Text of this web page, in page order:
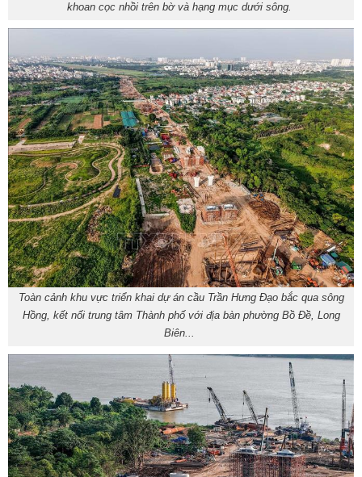
khoan cọc nhồi trên bờ và hạng mục dưới sông.
Toàn cảnh khu vực triển khai dự án cầu Trần Hưng Đạo bắc qua sông
Hồng, kết nối trung tâm Thành phố với địa bàn phường Bồ Đề, Long
Biên...